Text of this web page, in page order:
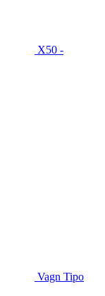
X50 -
Vagn Tipo